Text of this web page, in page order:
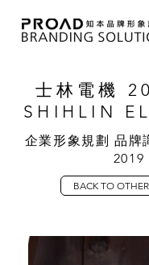
士林電機
SHIHLIN
企業形象規劃 品牌
2019
BACK TO